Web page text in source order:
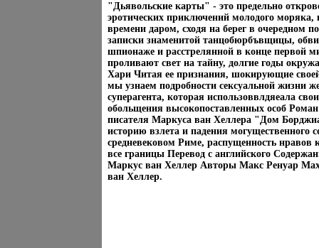
"Дьявольские карты" - это предельно
эротических приключений молодого моряка,
времени даром, сходя на берег в очередном
записки знаменитой танцобюрбъвщицы,
шпионаже и расстрелянной в конце первой
проливают свет на тайну, долгие годы
Хари Читая ее признания, шокирующие
мы узнаем подробности сексуальной жизни
суперагента, которая использоввлдяеала
обольщения высокопоставленных особ
писателя Маркуса ван Хеллера "Дом
историю взлета и падения могущественного
средневековом Риме, распущенность нравов
все границы Перевод с английского
Маркус ван Хеллер Авторы Макс Ренуар
ван Хеллер.